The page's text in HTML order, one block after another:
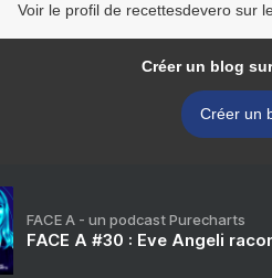
Voir le profil de recettesdevero sur
Créer un blog
Créer un
FACE A - un podcast Purecharts
FACE A #30 : Eve Angeli